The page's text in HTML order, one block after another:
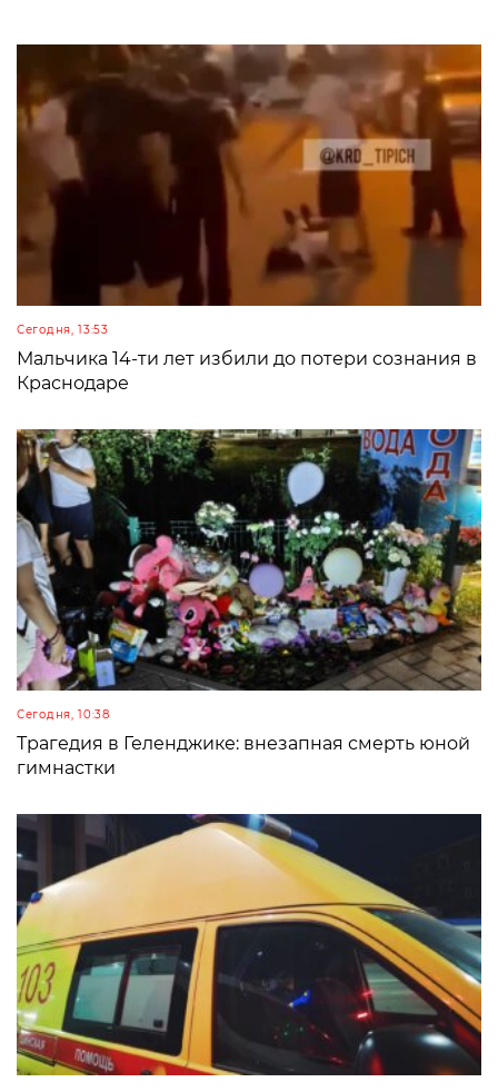
Сегодня, 13:53
Мальчика 14-ти лет избили до потери сознания в
Краснодаре
Сегодня, 10:38
Трагедия в Геленджике: внезапная смерть юной
гимнастки